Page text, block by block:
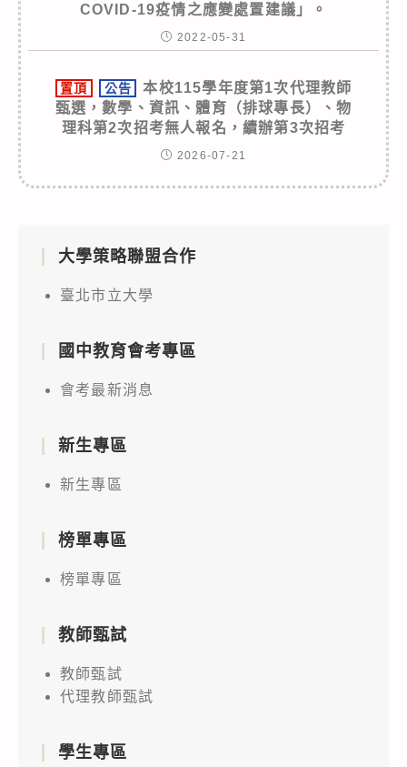
COVID-19疫情之應變處置建議」。
2022-05-31
置頂 公告
本校115學年度第1次代理教師
甄選，數學、資訊、體育（排球專長）、物
理科第2次招考無人報名，續辦第3次招考
2026-07-21
大學策略聯盟合作
臺北市立大學
國中教育會考專區
會考最新消息
新生專區
新生專區
榜單專區
榜單專區
教師甄試
教師甄試
代理教師甄試
學生專區